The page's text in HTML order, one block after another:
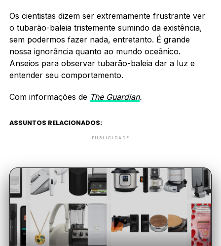
Os cientistas dizem ser extremamente frustrante ver
o tubarão-baleia tristemente sumindo da existência,
sem podermos fazer nada, entretanto. É grande
nossa ignorância quanto ao mundo oceânico.
Anseios para observar tubarão-baleia dar a luz e
entender seu comportamento.
Com informações de The Guardian.
ASSUNTOS RELACIONADOS:
PUBLICIDADE